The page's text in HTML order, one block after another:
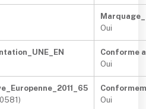
Oui
Conforme
Oui
Oui